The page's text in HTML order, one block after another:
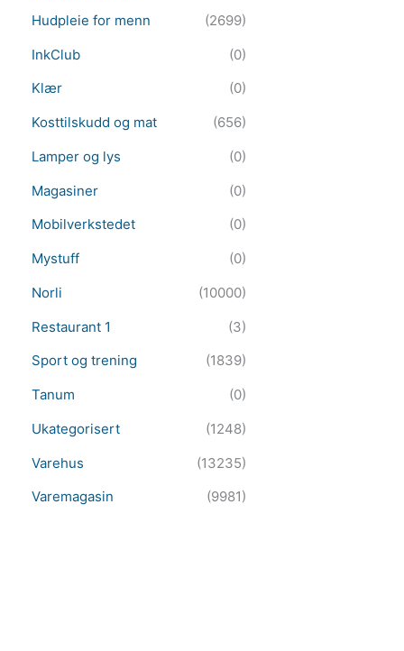
Hudpleie for menn
(2699)
InkClub
(0)
Klær
(0)
Kosttilskudd og mat
(656)
Lamper og lys
(0)
Magasiner
(0)
Mobilverkstedet
(0)
Mystuff
(0)
Norli
(10000)
Restaurant 1
(3)
Sport og trening
(1839)
Tanum
(0)
Ukategorisert
(1248)
Varehus
(13235)
Varemagasin
(9981)